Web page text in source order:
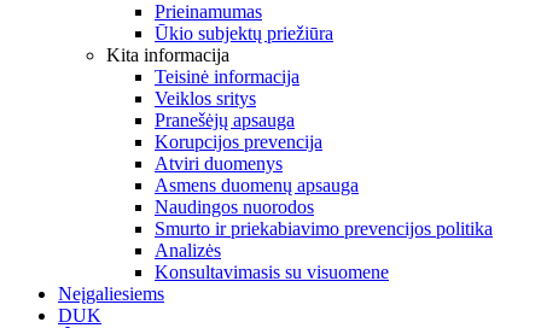
Prieinamumas
Ūkio subjektų priežiūra
Kita informacija
Teisinė informacija
Veiklos sritys
Pranešėjų apsauga
Korupcijos prevencija
Atviri duomenys
Asmens duomenų apsauga
Naudingos nuorodos
Smurto ir priekabiavimo prevencijos politika
Analizės
Konsultavimasis su visuomene
Neįgaliesiems
DUK